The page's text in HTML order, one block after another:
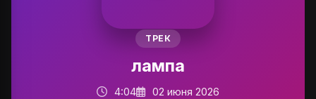
ТРЕК
лампа
4:04
02 июня 2026